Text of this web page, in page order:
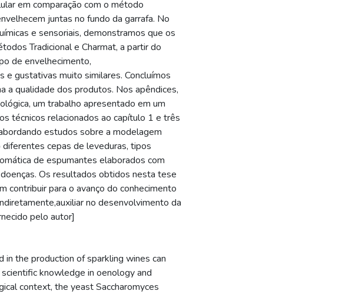
em comparação com o método
juntas no fundo da garrafa. No
e sensoriais, demonstramos que os
Tradicional e Charmat, a partir do
de envelhecimento,
e gustativas muito similares. Concluímos
a qualidade dos produtos. Nos apêndices,
um trabalho apresentado em um
técnicos relacionados ao capítulo 1 e três
estudos sobre a modelagem
cepas de leveduras, tipos
de espumantes elaborados com
Os resultados obtidos nesta tese
contribuir para o avanço do conhecimento
no desenvolvimento da
pelo autor]
the production of sparkling wines can
knowledge in oenology and
context, the yeast Saccharomyces